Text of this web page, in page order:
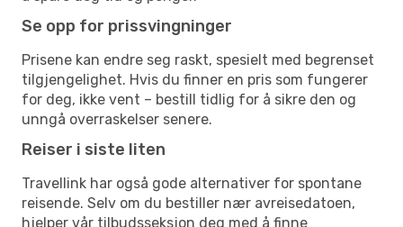
Se opp for prissvingninger
Prisene kan endre seg raskt, spesielt med begrenset
tilgjengelighet. Hvis du finner en pris som fungerer
for deg, ikke vent – bestill tidlig for å sikre den og
unngå overraskelser senere.
Reiser i siste liten
Travellink har også gode alternativer for spontane
reisende. Selv om du bestiller nær avreisedatoen,
hjelper vår tilbudsseksjon deg med å finne